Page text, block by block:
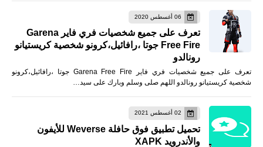
06 أغسطس 2020
تعرف على جميع شخصيات فري فاير Garena
Free Fire جوتا ،رافائيل،كرونو شخصية كريستيانو
رونالدو
تعرف على جميع شخصيات فري فاير Garena Free Fire جوتا ،رافائيل،كرونو
شخصية كريستيانو رونالدو اللهم صلى وسلم وبارك على سيد…
02 أغسطس 2021
تحميل تطبيق فوق حافلة Weverse للأيفون
والأندرويد XAPK